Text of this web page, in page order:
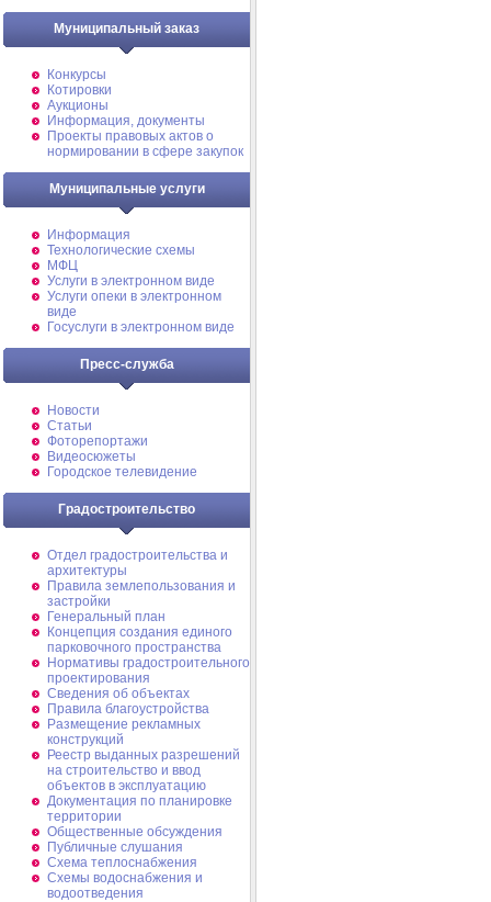
Муниципальный заказ
Конкурсы
Котировки
Аукционы
Информация, документы
Проекты правовых актов о
нормировании в сфере закупок
Муниципальные услуги
Информация
Технологические схемы
МФЦ
Услуги в электронном виде
Услуги опеки в электронном
виде
Госуслуги в электронном виде
Пресс-служба
Новости
Статьи
Фоторепортажи
Видеосюжеты
Городское телевидение
Градостроительство
Отдел градостроительства и
архитектуры
Правила землепользования и
застройки
Генеральный план
Концепция создания единого
парковочного пространства
Нормативы градостроительного
проектирования
Сведения об объектах
Правила благоустройства
Размещение рекламных
конструкций
Реестр выданных разрешений
на строительство и ввод
объектов в эксплуатацию
Документация по планировке
территории
Общественные обсуждения
Публичные слушания
Схема теплоснабжения
Схемы водоснабжения и
водоотведения